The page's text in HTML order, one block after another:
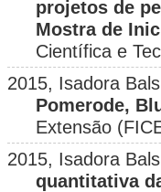
projetos de
Mostra de
Científica e
2015, Isadora
Pomerode,
Extensão
2015, Isadora
quantitativa